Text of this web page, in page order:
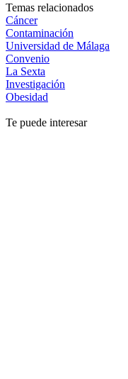
Temas relacionados
Cáncer
Contaminación
Universidad de Málaga
Convenio
La Sexta
Investigación
Obesidad
Te puede interesar